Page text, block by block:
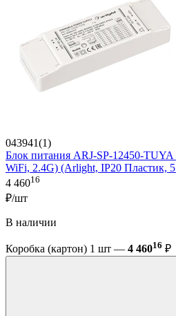
043941(1)
Блок питания ARJ-SP-12450-
WiFi, 2.4G) (Arlight, IP20 Пластик, 5
4 46016
₽/шт
В наличии
Коробка (картон) 1 шт — 4 46016 ₽